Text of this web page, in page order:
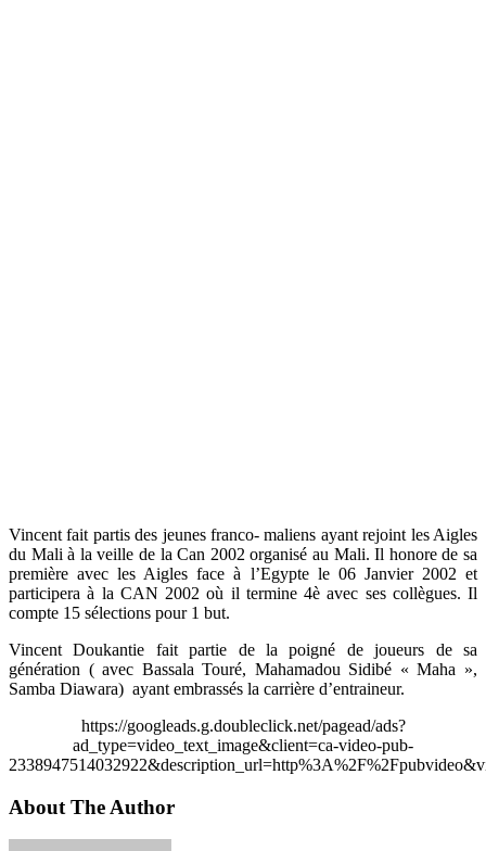
Vincent fait partis des jeunes franco- maliens ayant rejoint les Aigles
du Mali à la veille de la Can 2002 organisé au Mali. Il honore de sa
première avec les Aigles face à l’Egypte le 06 Janvier 2002 et
participera à la CAN 2002 où il termine 4è avec ses collègues. Il
compte 15 sélections pour 1 but.
Vincent Doukantie fait partie de la poigné de joueurs de sa
génération ( avec Bassala Touré, Mahamadou Sidibé « Maha »,
Samba Diawara) ayant embrassés la carrière d’entraineur.
https://googleads.g.doubleclick.net/pagead/ads?
ad_type=video_text_image&client=ca-video-pub-
About The Author